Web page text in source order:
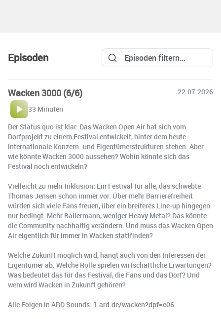
Episoden
Wacken 3000 (6/6)
22.07.2026
33 Minuten
Der Status quo ist klar: Das Wacken Open Air hat sich vom
Dorfprojekt zu einem Festival entwickelt, hinter dem heute
internationale Konzern- und Eigentümerstrukturen stehen. Aber
wie könnte Wacken 3000 aussehen? Wohin könnte sich das
Festival noch entwickeln?
Vielleicht zu mehr Inklusion: Ein Festival für alle, das schwebte
Thomas Jensen schon immer vor. Über mehr Barrierefreiheit
würden sich viele Fans freuen, über ein breiteres Line-up hingegen
nur bedingt. Mehr Ballermann, weniger Heavy Metal? Das könnte
die Community nachhaltig verändern. Und muss das Wacken Open
Air eigentlich für immer in Wacken stattfinden?
Welche Zukunft möglich wird, hängt auch von den Interessen der
Eigentümer ab. Welche Rolle spielen wirtschaftliche Erwartungen?
Was bedeutet das für das Festival, die Fans und das Dorf? Und
wem wird Wacken in Zukunft gehören?
Alle Folgen in ARD Sounds: 1.ard.de/wacken?dpf=e06